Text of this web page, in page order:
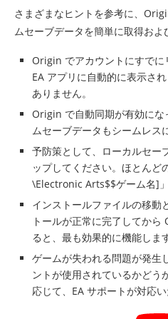
さまざまなヒントを参考に、
ムセーブデータを簡単に取得およ
Origin でアカウントにすでに
EA アプリに自動的に表示さ
ありません。
Origin で自動同期が有効にな
ムセーブデータもシームレス
予防策として、ローカルセー
ップしてください。ほとんど
\Electronic Arts$$ゲーム名]」
インストールファイルの移動
トールが正常に完了してか
ると、最も効果的に機能します
ゲームが失われる問題が発生
ントが使用されているかどう
応じて、EA サポートが対応い